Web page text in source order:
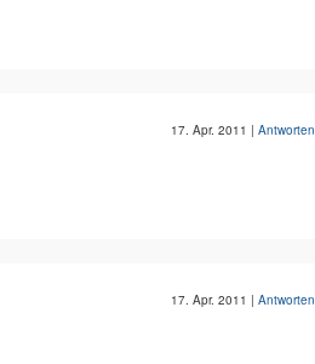
17. Apr. 2011 | Antworten
17. Apr. 2011 | Antworten